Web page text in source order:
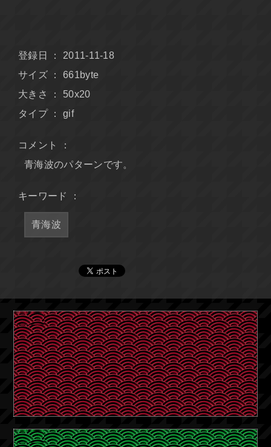
登録日 ： 2011-11-18
サイズ ： 661byte
大きさ ： 50x20
タイプ ： gif
コメント ：
青海波のパターンです。
キーワード ：
青海波